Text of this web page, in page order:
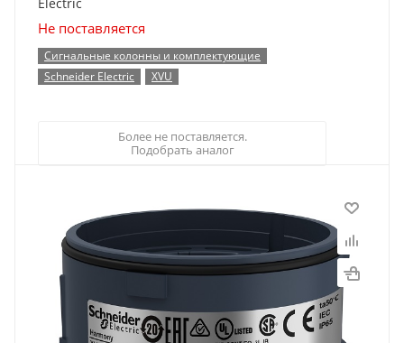
Не поставляется
Сигнальные колонны и комплектующие
Schneider Electric
XVU
Более не поставляется.
Подобрать аналог